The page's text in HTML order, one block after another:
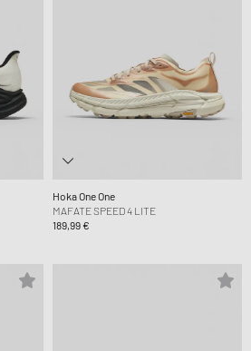
Hoka One One
MAFATE SPEED 4 LITE
189,99 €